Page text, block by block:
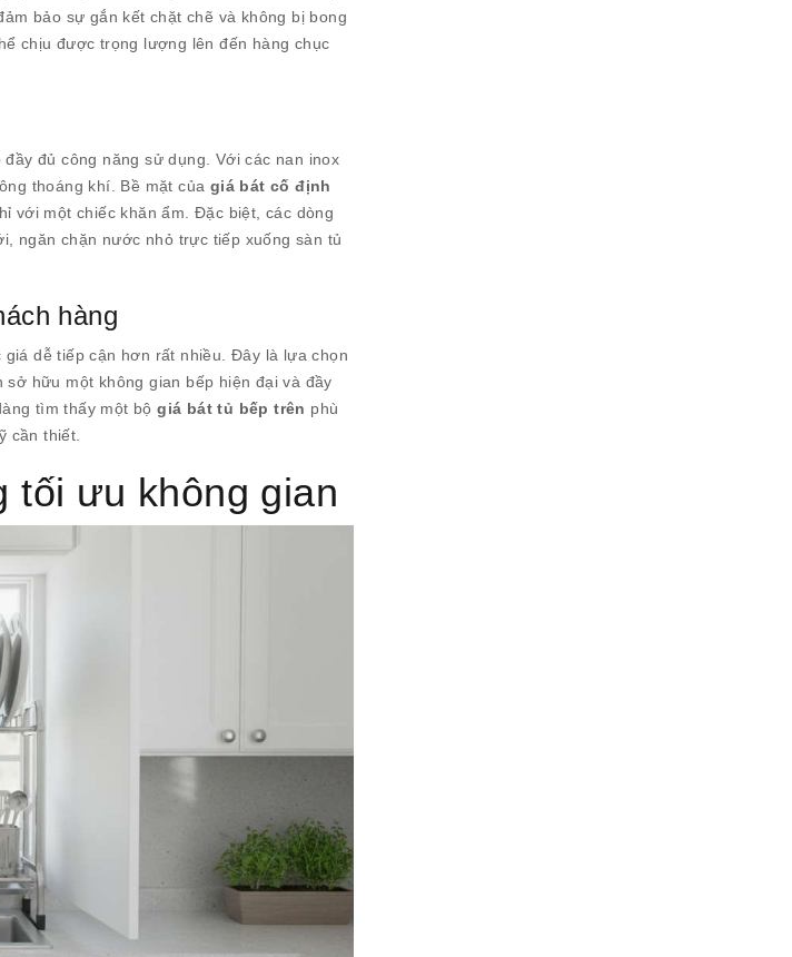
bảo sự gắn kết chặt chẽ và không bị bong
chịu được trọng lượng lên đến hàng chục
đủ công năng sử dụng. Với các nan inox
thoáng khí. Bề mặt của giá bát cố định
với một chiếc khăn ẩm. Đặc biệt, các dòng
ngăn chặn nước nhỏ trực tiếp xuống sàn tủ
hàng
dễ tiếp cận hơn rất nhiều. Đây là lựa chọn
hữu một không gian bếp hiện đại và đầy
tìm thấy một bộgiá bát tủ bếp trên phù
cần thiết.
tối ưu không gian